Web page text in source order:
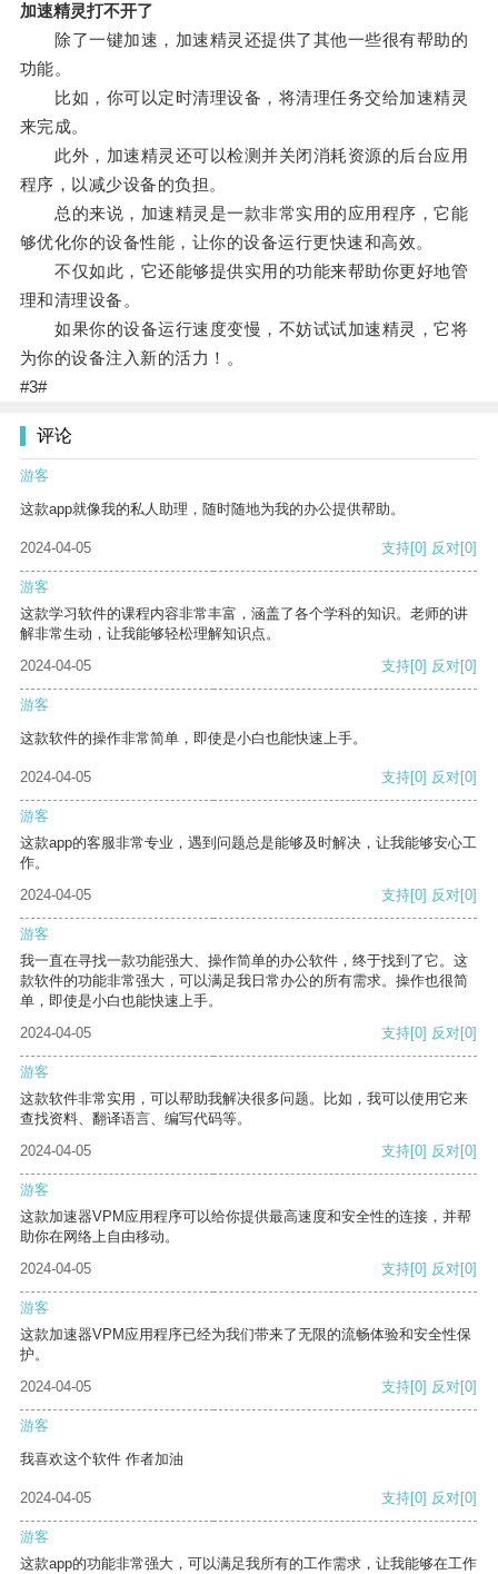
加速精灵打不开了
除了一键加速，加速精灵还提供了其他一些很有帮助的
功能。
比如，你可以定时清理设备，将清理任务交给加速精灵
来完成。
此外，加速精灵还可以检测并关闭消耗资源的后台应用
程序，以减少设备的负担。
总的来说，加速精灵是一款非常实用的应用程序，它能
够优化你的设备性能，让你的设备运行更快速和高效。
不仅如此，它还能够提供实用的功能来帮助你更好地管
理和清理设备。
如果你的设备运行速度变慢，不妨试试加速精灵，它将
为你的设备注入新的活力！。
#3#
评论
游客
这款app就像我的私人助理，随时随地为我的办公提供帮助。
2024-04-05 支持[0] 反对[0]
游客
这款学习软件的课程内容非常丰富，涵盖了各个学科的知识。老师的讲
解非常生动，让我能够轻松理解知识点。
2024-04-05
支持[0] 反对[0]
游客
这款软件的操作非常简单，即使是小白也能快速上手。
2024-04-05 支持[0] 反对[0]
游客
这款app的客服非常专业，遇到问题总是能够及时解决，让我能够安心工
作。
2024-04-05
支持[0] 反对[0]
游客
我一直在寻找一款功能强大、操作简单的办公软件，终于找到了它。这
款软件的功能非常强大，可以满足我日常办公的所有需求。操作也很简
单，即使是小白也能快速上手。
2024-04-05
支持[0] 反对[0]
游客
这款软件非常实用，可以帮助我解决很多问题。比如，我可以使用它来
查找资料、翻译语言、编写代码等。
2024-04-05
支持[0] 反对[0]
游客
这款加速器VPM应用程序可以给你提供最高速度和安全性的连接，并帮
助你在网络上自由移动。
2024-04-05
支持[0] 反对[0]
游客
这款加速器VPM应用程序已经为我们带来了无限的流畅体验和安全性保
护。
2024-04-05
支持[0] 反对[0]
游客
我喜欢这个软件 作者加油
2024-04-05 支持[0] 反对[0]
游客
这款app的功能非常强大，可以满足我所有的工作需求，让我能够在工作